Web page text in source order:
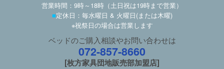
営業時間：9時～18時（土日祝は19時まで営業）
■定休日：毎水曜日 & 火曜日(または木曜)
※祝祭日の場合は営業します
ベッドのご購入相談やお問い合わせは
072-857-8660
[枚方家具団地販売部加盟店]